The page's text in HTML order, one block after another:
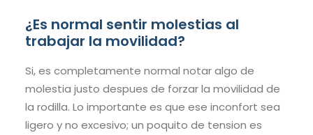
¿Es normal sentir molestias al
trabajar la movilidad?
Si, es completamente normal notar algo de
molestia justo despues de forzar la movilidad de
la rodilla. Lo importante es que ese inconfort sea
ligero y no excesivo; un poquito de tension es